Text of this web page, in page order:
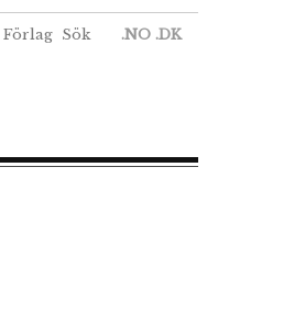
Förlag Sök .NO .DK